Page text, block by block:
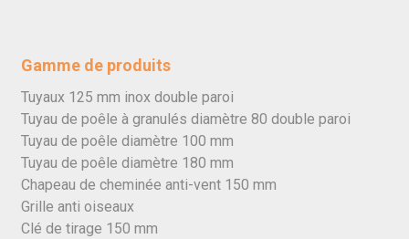
Gamme de produits
Tuyaux 125 mm inox double paroi
Tuyau de poêle à granulés diamètre 80 double paroi
Tuyau de poêle diamètre 100 mm
Tuyau de poêle diamètre 180 mm
Chapeau de cheminée anti-vent 150 mm
Grille anti oiseaux
Clé de tirage 150 mm